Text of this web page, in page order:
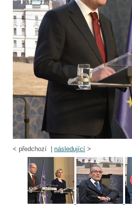
< předchozí | následující >